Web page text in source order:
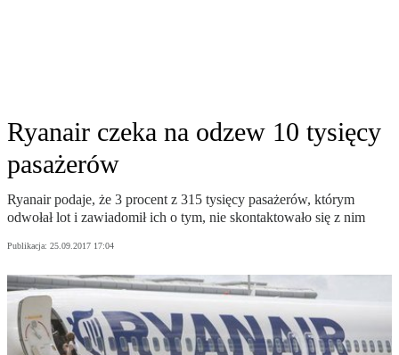
Ryanair czeka na odzew 10 tysięcy
pasażerów
Ryanair podaje, że 3 procent z 315 tysięcy pasażerów, którym
odwołał lot i zawiadomił ich o tym, nie skontaktowało się z nim
Publikacja: 25.09.2017 17:04